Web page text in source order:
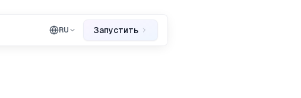
RU Запустить